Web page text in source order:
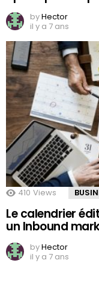
byHector
il y a 7 ans
410 Views
Le calendrier
un Inbound
byHector
il y a 7 ans